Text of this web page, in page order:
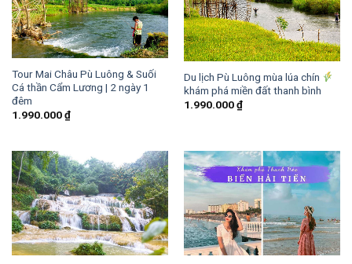
Tour Mai Châu Pù Luông & Suối
Cá thần Cẩm Lương | 2 ngày 1
đêm
1.990.000₫
Du lịch Pù Luông mùa lúa chín
khám phá miền đất thanh bình
1.990.000₫